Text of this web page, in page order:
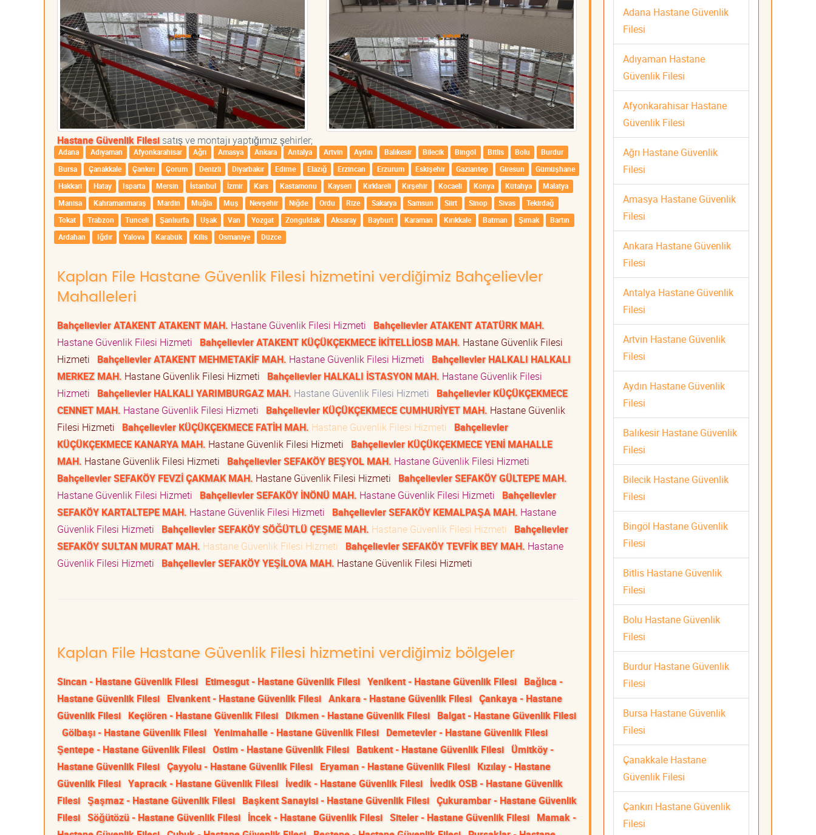
Hastane Güvenlik Filesisatış ve montajı yaptığımız şehirler;
Adana Adıyaman Afyonkarahisar Ağrı Amasya Ankara Antalya Artvin Aydın Balıkesir Bilecik Bingöl Bitlis Bolu
Burdur
Bursa
Çanakkale Çankırı Çorum Denizli Diyarbakır Edirne Elazığ Erzincan Erzurum Eskişehir Gaziantep Giresun
Gümüşhane
Hakkari
Hatay Isparta Mersin İstanbul İzmir Kars Kastamonu Kayseri Kırklareli Kırşehir Kocaeli Konya Kütahya
Malatya
Manisa
Kahramanmaraş Mardin Muğla Muş Nevşehir Niğde Ordu Rize Sakarya Samsun Siirt Sinop Sivas
Tekirdağ
Tokat
Trabzon Tunceli Şanlıurfa Uşak Van Yozgat Zonguldak Aksaray Bayburt Karaman Kırıkkale Batman Şırnak
Bartın
Ardahan
Iğdır Yalova Karabük Kilis Osmaniye Düzce
Kaplan File Hastane Güvenlik Filesi hizmetini verdiğimiz Bahçelievler
Mahalleleri
Bahçelievler ATAKENT ATAKENT MAH. Hastane Güvenlik Filesi Hizmeti
Bahçelievler ATAKENT ATATÜRK MAH.
Hastane Güvenlik Filesi Hizmeti
Bahçelievler ATAKENT KÜÇÜKÇEKMECE İKİTELLİOSB MAH. Hastane Güvenlik Filesi
Hizmeti
Bahçelievler ATAKENT MEHMETAKİF MAH. Hastane Güvenlik Filesi Hizmeti
Bahçelievler HALKALI HALKALI
MERKEZ MAH. Hastane Güvenlik Filesi Hizmeti Bahçelievler HALKALI İSTASYON MAH. Hastane Güvenlik Filesi
Hizmeti
Bahçelievler HALKALI YARIMBURGAZ MAH. Hastane Güvenlik Filesi Hizmeti
Bahçelievler KÜÇÜKÇEKMECE
CENNET MAH. Hastane Güvenlik Filesi Hizmeti Bahçelievler KÜÇÜKÇEKMECE CUMHURİYET MAH. Hastane Güvenlik
Filesi Hizmeti
Bahçelievler KÜÇÜKÇEKMECE FATİH MAH. Hastane Güvenlik Filesi Hizmeti
Bahçelievler
KÜÇÜKÇEKMECE KANARYA MAH. Hastane Güvenlik Filesi Hizmeti
Bahçelievler KÜÇÜKÇEKMECE YENİ MAHALLE
MAH. Hastane Güvenlik Filesi Hizmeti Bahçelievler SEFAKÖY BEŞYOL MAH. Hastane Güvenlik Filesi Hizmeti
Bahçelievler SEFAKÖY FEVZİ ÇAKMAK MAH. Hastane Güvenlik Filesi Hizmeti
Bahçelievler SEFAKÖY GÜLTEPE MAH.
Hastane Güvenlik Filesi Hizmeti
Bahçelievler SEFAKÖY İNÖNÜ MAH. Hastane Güvenlik Filesi Hizmeti
Bahçelievler
SEFAKÖY KARTALTEPE MAH. Hastane Güvenlik Filesi Hizmeti Bahçelievler SEFAKÖY KEMALPAŞA MAH. Hastane
Güvenlik Filesi Hizmeti
Bahçelievler SEFAKÖY SÖĞÜTLÜ ÇEŞME MAH. Hastane Güvenlik Filesi Hizmeti
Bahçelievler
SEFAKÖY SULTAN MURAT MAH. Hastane Güvenlik Filesi Hizmeti Bahçelievler SEFAKÖY TEVFİK BEY MAH. Hastane
Güvenlik Filesi Hizmeti
Bahçelievler SEFAKÖY YEŞİLOVA MAH. Hastane Güvenlik Filesi Hizmeti
Kaplan File Hastane Güvenlik Filesi hizmetini verdiğimiz bölgeler
Sincan - Hastane Güvenlik Filesi Etimesgut - Hastane Güvenlik Filesi Yenikent - Hastane Güvenlik Filesi Bağlıca -
Hastane Güvenlik Filesi Elvankent - Hastane Güvenlik Filesi Ankara - Hastane Güvenlik Filesi Çankaya - Hastane
Güvenlik Filesi Keçiören - Hastane Güvenlik Filesi Dikmen - Hastane Güvenlik Filesi Balgat - Hastane Güvenlik Filesi
Gölbaşı - Hastane Güvenlik Filesi Yenimahalle - Hastane Güvenlik Filesi Demetevler - Hastane Güvenlik Filesi
Şentepe - Hastane Güvenlik Filesi Ostim - Hastane Güvenlik Filesi Batıkent - Hastane Güvenlik Filesi Ümitköy -
Hastane Güvenlik Filesi Çayyolu - Hastane Güvenlik Filesi Eryaman - Hastane Güvenlik Filesi Kızılay - Hastane
Güvenlik Filesi Yapracık - Hastane Güvenlik Filesi İvedik - Hastane Güvenlik Filesi İvedik OSB - Hastane Güvenlik
Filesi Şaşmaz - Hastane Güvenlik Filesi Başkent Sanayisi - Hastane Güvenlik Filesi Çukurambar - Hastane Güvenlik
Filesi Söğütözü - Hastane Güvenlik Filesi İncek - Hastane Güvenlik Filesi Siteler - Hastane Güvenlik Filesi Mamak -
Adana Hastane Güvenlik
Filesi
Adıyaman Hastane
Güvenlik Filesi
Afyonkarahisar Hastane
Güvenlik Filesi
Ağrı Hastane Güvenlik
Filesi
Amasya Hastane Güvenlik
Filesi
Ankara Hastane Güvenlik
Filesi
Antalya Hastane Güvenlik
Filesi
Artvin Hastane Güvenlik
Filesi
Aydın Hastane Güvenlik
Filesi
Balıkesir Hastane Güvenlik
Filesi
Bilecik Hastane Güvenlik
Filesi
Bingöl Hastane Güvenlik
Filesi
Bitlis Hastane Güvenlik
Filesi
Bolu Hastane Güvenlik
Filesi
Burdur Hastane Güvenlik
Filesi
Bursa Hastane Güvenlik
Filesi
Çanakkale Hastane
Güvenlik Filesi
Çankırı Hastane Güvenlik
Filesi